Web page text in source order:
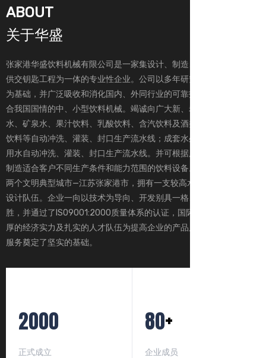
ABOUT
关于华盛
张家港华盛饮料机械有限公司是一家集设计、制造、销售及为客户提
供交钥匙工程为一体的专业性企业。公司以多年研究成果和生产经验
为基础，并广泛吸收和消化国内、外同行业的可靠技术，专业制造适
合我国国情的中、小型饮料机械。竭诚向广大新、老用户提供：纯净
水、矿泉水、果汁饮料、乳酸饮料、含汽饮料及酒类、调味品和浓浆
饮料等自动冲洗、灌装、封口生产流水线；成套水处理设备及桶装饮
用水自动冲洗、灌装、封口生产流水线。并可根据用户的特殊情况，
制造适合客户不同生产条件和能力范围的饮料设备。 公司座落在全国
两个文明典型城市—江苏张家港市，拥有一支较高水准的专职开发、
设计队伍。企业一向以技术为导向、开发别具一格、优质服务而取
胜，并通过了ISO9001:2000质量体系的认证，国际欧盟CE认证，雄
厚的经济实力及扎实的人才队伍为提高企业的产品质量及良好的售后
服务奠定了坚实的基础。
2000
正式成立
80+
企业成员